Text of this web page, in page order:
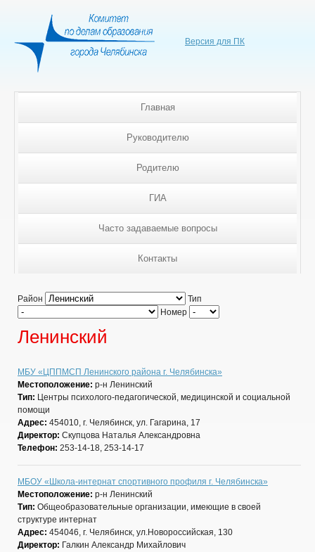
Версия для ПК
Главная
Руководителю
Родителю
ГИА
Часто задаваемые вопросы
Контакты
Район
Тип
Номер
Ленинский
МБУ «ЦППМСП Ленинского района г. Челябинска»
Местоположение: р-н Ленинский
Тип: Центры психолого-педагогической, медицинской и социальной
помощи
Адрес: 454010, г. Челябинск, ул. Гагарина, 17
Директор: Скупцова Наталья Александровна
Телефон: 253-14-18, 253-14-17
МБОУ «Школа-интернат спортивного профиля г. Челябинска»
Местоположение: р-н Ленинский
Тип: Общеобразовательные организации, имеющие в своей
структуре интернат
Адрес: 454046, г. Челябинск, ул.Новороссийская, 130
Директор: Галкин Александр Михайлович